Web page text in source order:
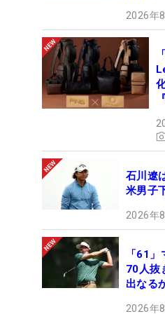
2026年
石川遼
米男子
2026年
「61
70人抜
出なる
2026年